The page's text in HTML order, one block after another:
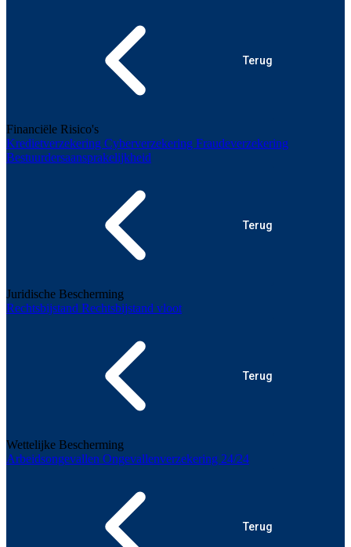
Terug
Financiële Risico's
Kredietverzekering Cyberverzekering Fraudeverzekering
Bestuurdersaansprakelijkheid
Terug
Juridische Bescherming
Rechtsbijstand Rechtsbijstand vloot
Terug
Wettelijke Bescherming
Arbeidsongevallen Ongevallenverzekering 24/24
Terug